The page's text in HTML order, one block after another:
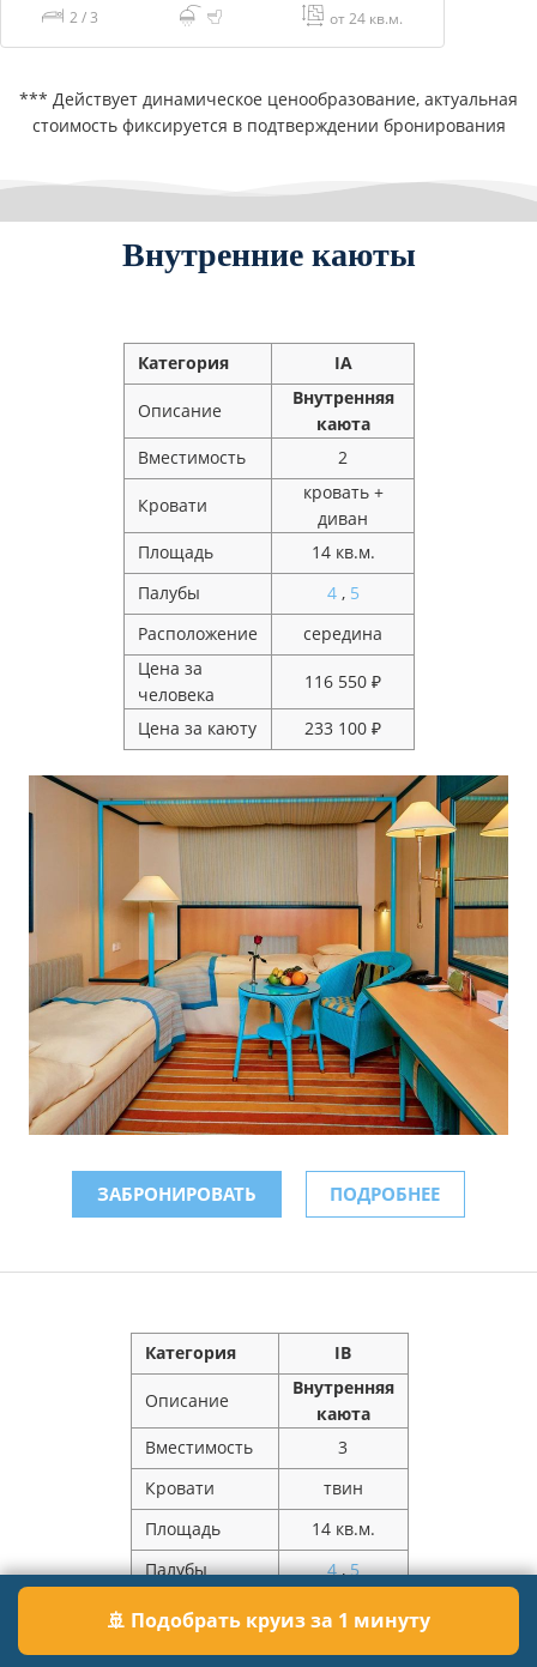
2 / 3 от 24 кв.м.
*** Действует динамическое ценообразование, актуальная
стоимость фиксируется в подтверждении бронирования
Внутренние каюты
Категория IA
Описание
Внутренняя
каюта
Вместимость
2
Кровати
кровать +
диван
Площадь
14 кв.м.
Палубы
4 , 5
Расположение
середина
Цена за
человека
116 550 ₽
Цена за каюту 233 100 ₽
ЗАБРОНИРОВАТЬ ПОДРОБНЕЕ
Категория IB
Описание
Внутренняя
каюта
Вместимость
3
Кровати
твин
Площадь
14 кв.м.
Палубы
4,5
Расположение
середина
116 550 ₽
🚢 Подобрать круиз за 1 минуту